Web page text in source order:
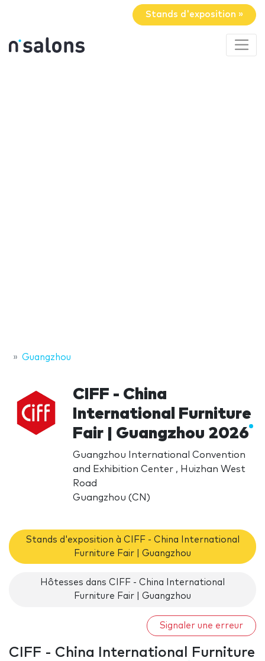
Stands d'exposition »
Guangzhou
CIFF - China
International Furniture
Fair | Guangzhou 2026
Guangzhou International Convention
and Exhibition Center , Huizhan West
Road
Guangzhou (CN)
Stands d'exposition à CIFF - China International
Furniture Fair | Guangzhou
Hôtesses dans CIFF - China International
Furniture Fair | Guangzhou
Signaler une erreur
CIFF - China International Furniture